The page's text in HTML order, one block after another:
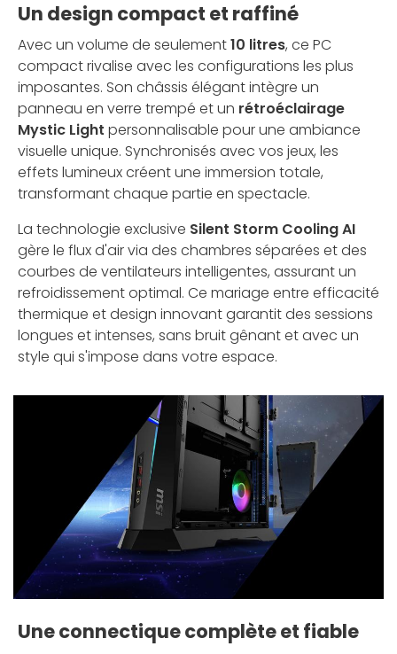
Un design compact et raffiné
Avec un volume de seulement10 litres, ce PC
compact rivalise avec les configurations les plus
imposantes. Son châssis élégant intègre un
panneau en verre trempé et un rétroéclairage
Mystic Light personnalisable pour une ambiance
visuelle unique. Synchronisés avec vos jeux, les
effets lumineux créent une immersion totale,
transformant chaque partie en spectacle.
La technologie exclusive Silent Storm Cooling AI
gère le flux d'air via des chambres séparées et des
courbes de ventilateurs intelligentes, assurant un
refroidissement optimal. Ce mariage entre efficacité
thermique et design innovant garantit des sessions
longues et intenses, sans bruit gênant et avec un
style qui s'impose dans votre espace.
Une connectique complète et fiable